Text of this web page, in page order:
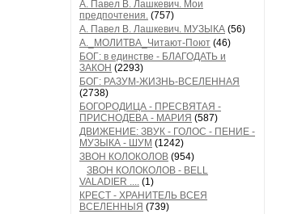
А. Павел В. Лашкевич. Мои
предпочтения. (757)
А. Павел В. Лашкевич. МУЗЫКА (56)
А._МОЛИТВА_Читают-Поют (46)
БОГ: в единстве - БЛАГОДАТЬ и
ЗАКОН (2293)
БОГ: РАЗУМ-ЖИЗНЬ-ВСЕЛЕННАЯ
(2738)
БОГОРОДИЦА - ПРЕСВЯТАЯ -
ПРИСНОДЕВА - МАРИЯ (587)
ДВИЖЕНИЕ: ЗВУК - ГОЛОС - ПЕНИЕ -
МУЗЫКА - ШУМ (1242)
ЗВОН КОЛОКОЛОВ (954)
ЗВОН КОЛОКОЛОВ - BELL
VALADIER .... (1)
КРЕСТ - ХРАНИТЕЛЬ ВСЕЯ
ВСЕЛЕННЫЯ (739)